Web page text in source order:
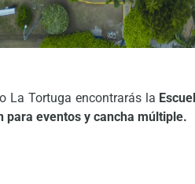
La Tortuga encontrarás la
para eventos y cancha múltiple.